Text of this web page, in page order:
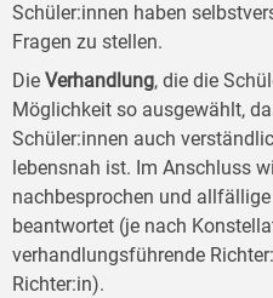
Schüler:innen haben
Fragen zu stellen.
Die Verhandlung, die die
Möglichkeit so ausgewählt,
Schüler:innen auch
lebensnah ist. Im Anschluss
nachbesprochen und
beantwortet (je nach
verhandlungsführende
Richter:in).